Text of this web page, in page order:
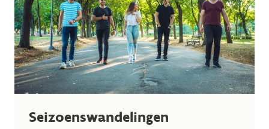
Seizoenswandelingen